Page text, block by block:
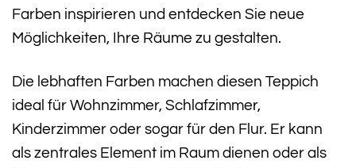
Farben inspirieren und entdecken Sie neue
Möglichkeiten, Ihre Räume zu gestalten.
Die lebhaften Farben machen diesen Teppich
ideal für Wohnzimmer, Schlafzimmer,
Kinderzimmer oder sogar für den Flur. Er kann
als zentrales Element im Raum dienen oder als